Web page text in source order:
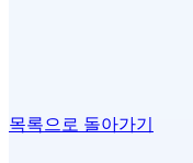
목록으로 돌아가기